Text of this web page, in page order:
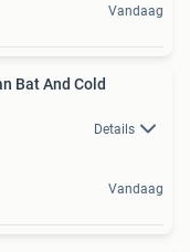
Vandaag
Bat And Cold
Details
Vandaag